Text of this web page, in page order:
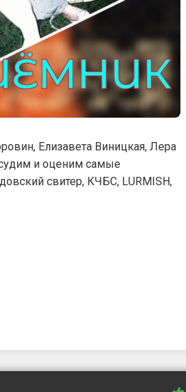
Елизавета Виницкая, Лера
и оценим самые
свитер, КЧБС, LURMISH,